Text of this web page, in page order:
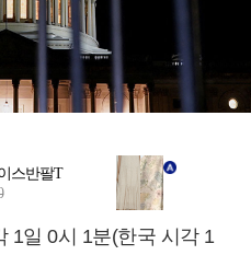
1일 0시 1분(한국 시각 1